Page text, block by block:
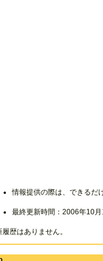
情報提供の際は、できるだ
最終更新時間：2006年10
履歴はありません。